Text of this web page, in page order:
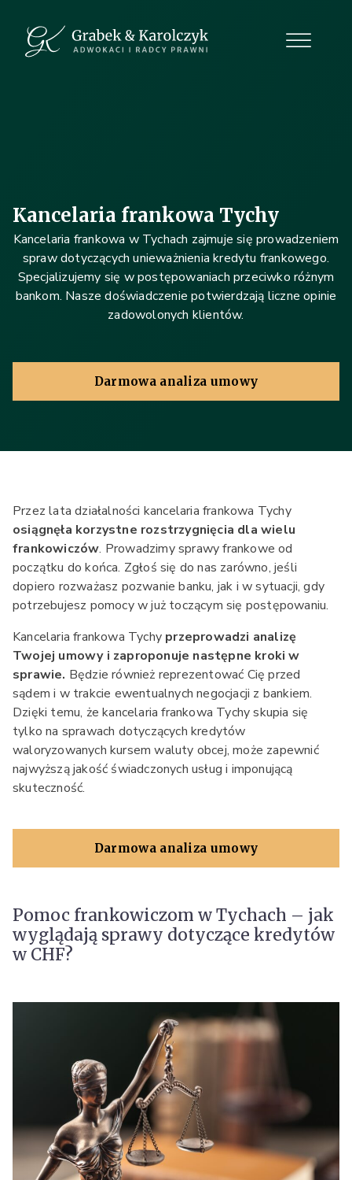
Kancelaria frankowa Tychy
Kancelaria frankowa w Tychach zajmuje się prowadzeniem
spraw dotyczących unieważnienia kredytu frankowego.
Specjalizujemy się w postępowaniach przeciwko różnym
bankom. Nasze doświadczenie potwierdzają liczne opinie
zadowolonych klientów.
Darmowa analiza umowy
Przez lata działalności kancelaria frankowa Tychy
osiągnęła korzystne rozstrzygnięcia dla wielu
frankowiczów. Prowadzimy sprawy frankowe od
początku do końca. Zgłoś się do nas zarówno, jeśli
dopiero rozważasz pozwanie banku, jak i w sytuacji, gdy
potrzebujesz pomocy w już toczącym się postępowaniu.
Kancelaria frankowa Tychy przeprowadzi analizę
Twojej umowy i zaproponuje następne kroki w
sprawie. Będzie również reprezentować Cię przed
sądem i w trakcie ewentualnych negocjacji z bankiem.
Dzięki temu, że kancelaria frankowa Tychy skupia się
tylko na sprawach dotyczących kredytów
waloryzowanych kursem waluty obcej, może zapewnić
najwyższą jakość świadczonych usług i imponującą
skuteczność.
Darmowa analiza umowy
Pomoc frankowiczom w Tychach – jak
wyglądają sprawy dotyczące kredytów
w CHF?